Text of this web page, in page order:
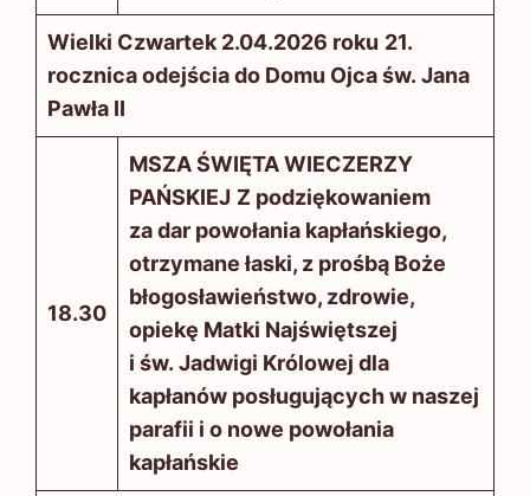
Wielki Czwartek 2.04.2026 roku 21.
rocznica odejścia do Domu Ojca św. Jana
Pawła II
18.30
MSZA ŚWIĘTA WIECZERZY
PAŃSKIEJ Z podziękowaniem
za dar powołania kapłańskiego,
otrzymane łaski, z prośbą Boże
błogosławieństwo, zdrowie,
opiekę Matki Najświętszej
i św. Jadwigi Królowej dla
kapłanów posługujących w naszej
parafii i o nowe powołania
kapłańskie